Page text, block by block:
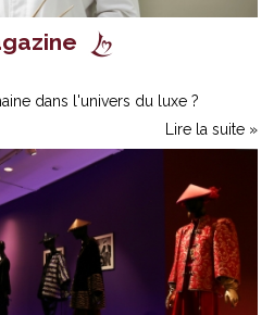
dans l'univers du luxe ?
Lire la suite »